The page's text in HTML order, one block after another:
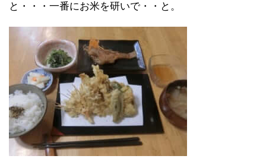
と・・・一番にお米を研いで・・と。